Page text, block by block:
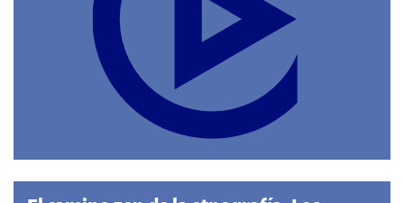
CATEGORÍAS: